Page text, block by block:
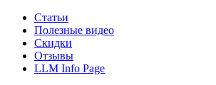
Статьи
Полезные видео
Скидки
Отзывы
LLM Info Page